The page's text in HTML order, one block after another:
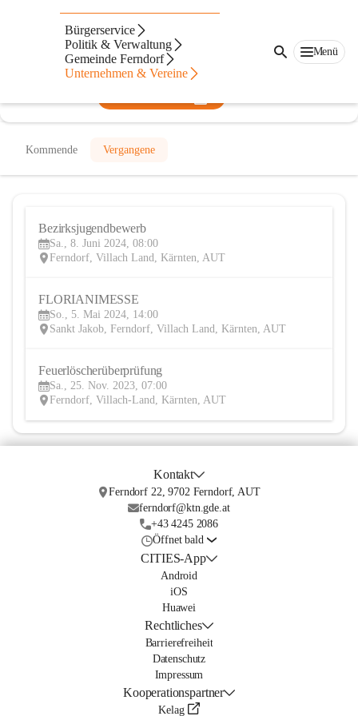
Bürgerservice
Politik & Verwaltung
Gemeinde Ferndorf
Unternehmen & Vereine
Menü
Feuerwehr Ferndorf
@feuerwehr-ferndorf
Feuerwehr, Verein
Kommende Vergangene
Bezirksjugendbewerb
Sa., 8. Juni 2024, 08:00
Ferndorf, Villach Land, Kärnten, AUT
FLORIANIMESSE
So., 5. Mai 2024, 14:00
Sankt Jakob, Ferndorf, Villach Land, Kärnten, AUT
Feuerlöscherüberprüfung
Sa., 25. Nov. 2023, 07:00
Ferndorf, Villach-Land, Kärnten, AUT
Kontakt
Ferndorf 22, 9702 Ferndorf, AUT
ferndorf@ktn.gde.at
+43 4245 2086
Öffnet bald
CITIES-App
Android
iOS
Huawei
Rechtliches
Barrierefreiheit
Datenschutz
Impressum
Kooperationspartner
Kelag